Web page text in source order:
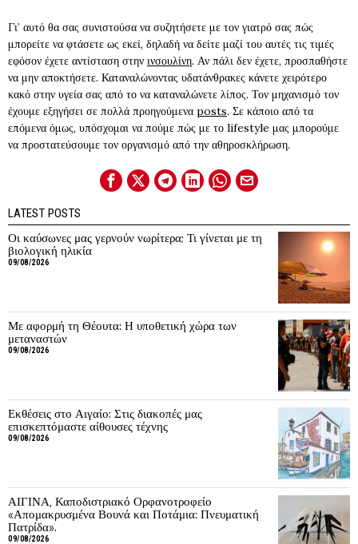
Γι’ αυτό θα σας συνιστούσα να συζητήσετε με τον γιατρό σας πώς
μπορείτε να φτάσετε ως εκεί, δηλαδή να δείτε μαζί του αυτές τις τιμές
εφόσον έχετε αντίσταση στην ινσουλίνη. Αν πάλι δεν έχετε, προσπαθήστε
να μην αποκτήσετε. Καταναλώνοντας υδατάνθρακες κάνετε χειρότερο
κακό στην υγεία σας από το να καταναλώνετε λίπος. Τον μηχανισμό τον
έχουμε εξηγήσει σε πολλά προηγούμενα posts. Σε κάποιο από τα
επόμενα όμως, υπόσχομαι να πούμε πώς με το lifestyle μας μπορούμε
να προστατεύσουμε τον οργανισμό από την αθηροσκλήρωση.
LATEST POSTS
Οι καύσωνες μας γερνούν νωρίτερα; Τι γίνεται με τη
βιολογική ηλικία
09/08/2026
Με αφορμή τη Θέουτα: Η υποθετική χώρα των
μεταναστών
09/08/2026
Εκθέσεις στο Αιγαίο: Στις διακοπές μας
επισκεπτόμαστε αίθουσες τέχνης
09/08/2026
ΑΙΓΙΝΑ, Καποδιστριακό Ορφανοτροφείο
«Απομακρυσμένα Βουνά και Ποτάμια: Πνευματική
Πατρίδα».
09/08/2026